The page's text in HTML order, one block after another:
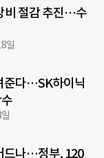
비 절감 추진…수
일
준다…SK하이닉
드나…정부, 120